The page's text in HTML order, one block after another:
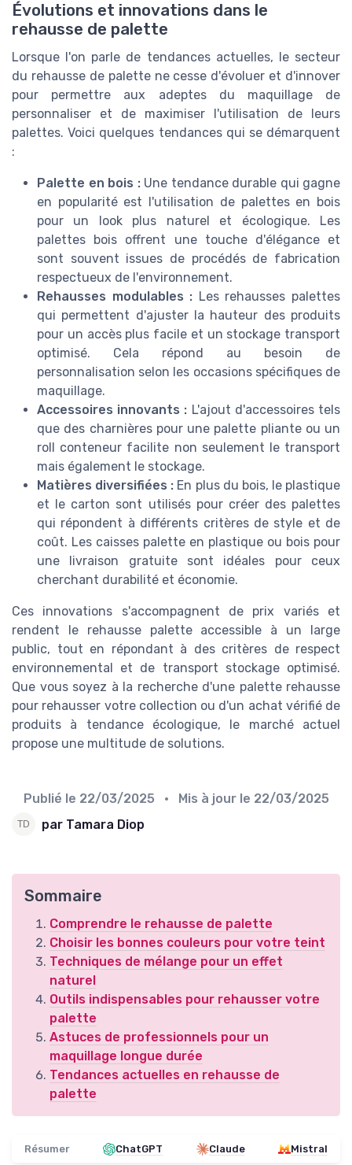
Évolutions et innovations dans le
rehausse de palette
Lorsque l'on parle de tendances actuelles, le secteur
du rehausse de palette ne cesse d'évoluer et d'innover
pour permettre aux adeptes du maquillage de
personnaliser et de maximiser l'utilisation de leurs
palettes. Voici quelques tendances qui se démarquent
:
Palette en bois :Une tendance durable qui gagne
en popularité est l'utilisation de palettes en bois
pour un look plus naturel et écologique. Les
palettes bois offrent une touche d'élégance et
sont souvent issues de procédés de fabrication
respectueux de l'environnement.
Rehausses modulables : Les rehausses palettes
qui permettent d'ajuster la hauteur des produits
pour un accès plus facile et un stockage transport
optimisé. Cela répond au besoin de
personnalisation selon les occasions spécifiques de
maquillage.
Accessoires innovants : L'ajout d'accessoires tels
que des charnières pour une palette pliante ou un
roll conteneur facilite non seulement le transport
mais également le stockage.
Matières diversifiées : En plus du bois, le plastique
et le carton sont utilisés pour créer des palettes
qui répondent à différents critères de style et de
coût. Les caisses palette en plastique ou bois pour
une livraison gratuite sont idéales pour ceux
cherchant durabilité et économie.
Ces innovations s'accompagnent de prix variés et
rendent le rehausse palette accessible à un large
public, tout en répondant à des critères de respect
environnemental et de transport stockage optimisé.
Que vous soyez à la recherche d'une palette rehausse
pour rehausser votre collection ou d'un achat vérifié de
produits à tendance écologique, le marché actuel
propose une multitude de solutions.
Publié le 22/03/2025 • Mis à jour le 22/03/2025
par Tamara Diop
Sommaire
Comprendre le rehausse de palette
Choisir les bonnes couleurs pour votre teint
Techniques de mélange pour un effet
naturel
Outils indispensables pour rehausser votre
palette
Astuces de professionnels pour un
maquillage longue durée
Tendances actuelles en rehausse de
palette
Résumer ChatGPT Claude Mistral